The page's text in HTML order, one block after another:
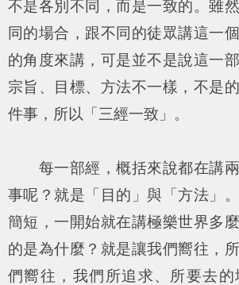
不是各別不同，而是一致的。雖
同的場合，跟不同的徒眾講這一
的角度來講，可是並不是說這一
宗旨、目標、方法不一樣，不是
件事，所以「三經一致」。
每一部經，概括來說都在講兩
事呢？就是「目的」與「方法」
簡短，一開始就在講極樂世界多
的是為什麼？就是讓我們嚮往，
們嚮往，我們所追求、所要去